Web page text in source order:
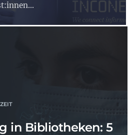
in Bibliotheken: 5